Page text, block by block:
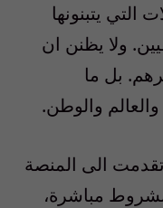
التي يتبنونها
ولا يظنن ان
بل ما
والوطن.
تقدمت الى المنصة
مباشرة،